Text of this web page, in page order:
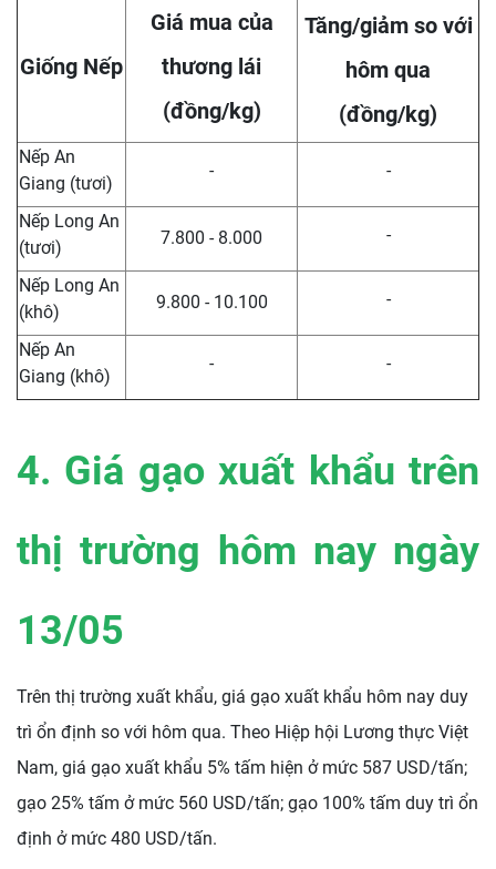
Giống Nếp
Giá mua của
thương lái
(đồng/kg)
Tăng/giảm so với
hôm qua
(đồng/kg)
Nếp An
Giang (tươi)
- -
Nếp Long An
(tươi)
7.800 - 8.000 -
Nếp Long An
(khô)
9.800 - 10.100 -
Nếp An
Giang (khô)
- -
4. Giá gạo xuất khẩu trên
thị trường hôm nay ngày
13/05
Trên thị trường xuất khẩu, giá gạo xuất khẩu hôm nay duy
trì ổn định so với hôm qua. Theo Hiệp hội Lương thực Việt
Nam, giá gạo xuất khẩu 5% tấm hiện ở mức 587 USD/tấn;
gạo 25% tấm ở mức 560 USD/tấn; gạo 100% tấm duy trì ổn
định ở mức 480 USD/tấn.